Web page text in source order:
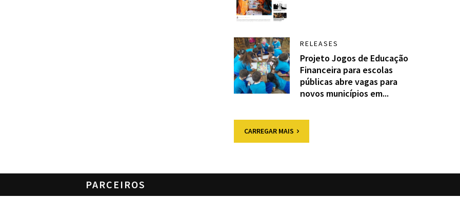
RELEASES
Projeto Jogos de Educação
Financeira para escolas
públicas abre vagas para
novos municípios em...
CARREGAR MAIS
PARCEIROS